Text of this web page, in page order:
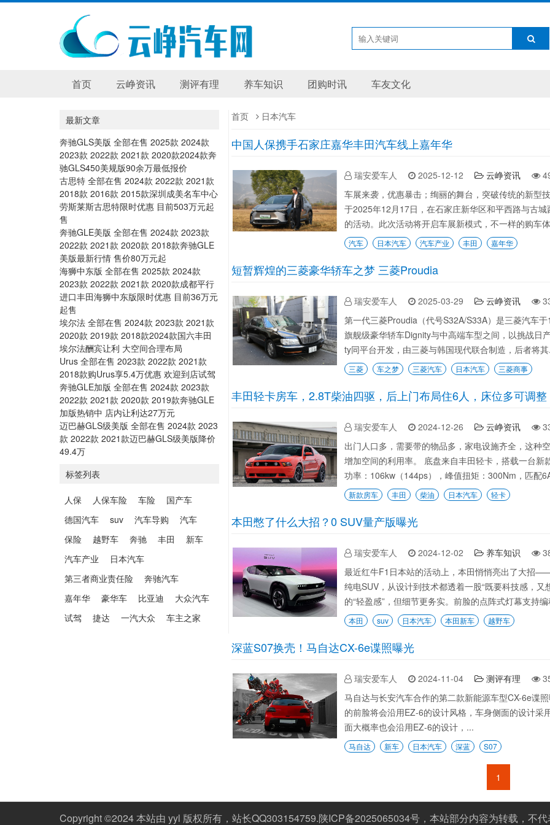
首页 云峥资讯 测评有理 养车知识 团购时讯 车友文化
首页 日本汽车
中国人保携手石家庄嘉华丰田汽车线上嘉年华
瑞安爱车人 2025-12-12 云峥资讯
车展来袭，优惠暴击；绚丽的舞台，突破传统的新型
于2025年12月17日，在石家庄新华区和平西路与古
的活动。此次活动将开启车展新模式，不一样的购车
汽车 日本汽车 汽车产业 丰田 嘉年华
短暂辉煌的三菱豪华轿车之梦 三菱Proudia
瑞安爱车人 2025-03-29 云峥资讯
第一代三菱Proudia（代号S32A/S33A）是三菱汽车
旗舰级豪华轿车Dignity与中高端车型之间，以挑战
ty同平台开发，由三菱与韩国现代联合制造，后者将
三菱 车之梦 三菱汽车 日本汽车 三菱商事
丰田轻卡房车，2.8T柴油四驱，后上门布局住6人，床位多可调整
瑞安爱车人 2024-12-26 云峥资讯
出门人口多，需要带的物品多，家电设施齐全，这种
增加空间的利用率。 底盘来自丰田轻卡，搭载一台
功率：106kw（144ps），峰值扭矩：300Nm，匹配
新款房车 丰田 柴油 日本汽车 轻卡
本田憋了什么大招？0 SUV量产版曝光
瑞安爱车人 2024-12-02 养车知识
最近红牛F1日本站的活动上，本田悄悄亮出了大招
纯电SUV，从设计到技术都透着一股“既要科技感，
的“轻盈感”，但细节更务实。前脸的点阵式灯幕支持
本田 suv 日本汽车 本田新车 越野车
深蓝S07换壳！马自达CX-6e谍照曝光
瑞安爱车人 2024-11-04 测评有理
马自达与长安汽车合作的第二款新能源车型CX-6e谍
的前脸将会沿用EZ-6的设计风格，车身侧面的设计
面大概率也会沿用EZ-6的设计，...
马自达 新车 日本汽车 深蓝 S07
1
最新文章
奔驰GLS美版 全部在售 2025款 2024款
2023款 2022款 2021款 2020款2024款奔
驰GLS450美规版90余万最低报价
古思特 全部在售 2024款 2022款 2021款
2018款 2016款 2015款深圳成美名车中心
劳斯莱斯古思特限时优惠 目前503万元起
售
奔驰GLE美版 全部在售 2024款 2023款
2022款 2021款 2020款 2018款奔驰GLE
美版最新行情 售价80万元起
海狮中东版 全部在售 2025款 2024款
2023款 2022款 2021款 2020款成都平行
进口丰田海狮中东版限时优惠 目前36万元
起售
埃尔法 全部在售 2024款 2023款 2021款
2020款 2019款 2018款2024款国六丰田
埃尔法酬宾让利 大空间合理布局
Urus 全部在售 2023款 2022款 2021款
2018款购Urus享5.4万优惠 欢迎到店试驾
奔驰GLE加版 全部在售 2024款 2023款
2022款 2021款 2020款 2019款奔驰GLE
加版热销中 店内让利达27万元
迈巴赫GLS级美版 全部在售 2024款 2023
款 2022款 2021款迈巴赫GLS级美版降价
49.4万
标签列表
人保 人保车险 车险
国产车
德国汽车
suv 汽车导购
汽车
保险
越野车 奔驰 丰田
新车
汽车产业
日本汽车
第三者商业责任险
奔驰汽车
嘉年华
豪华车 比亚迪
大众汽车
试驾
捷达 一汽大众 车主之家
Copyright ©2024 本站由 yyl 版权所有，站长QQ303154759.陕ICP备2025065034号 ，本站部分内容为转载，不